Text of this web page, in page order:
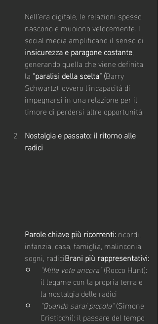
Nell’era digitale, le relazioni spesso
nascono e muoiono velocemente. I
social media amplificano il senso di
insicurezza e paragone costante,
generando quella che viene definita
la “paralisi della scelta” (Barry
Schwartz), ovvero l'incapacità di
impegnarsi in una relazione per il
timore di perdersi altre opportunità.
Nostalgia e passato: il ritorno alle
radici
Parole chiave più ricorrenti: ricordi,
infanzia, casa, famiglia, malinconia,
sogni, radiciBrani più rappresentativi:
"Mille vote ancora" (Rocco Hunt):
il legame con la propria terra e
la nostalgia delle radici
"Quando sarai piccola" (Simone
Cristicchi): il passare del tempo